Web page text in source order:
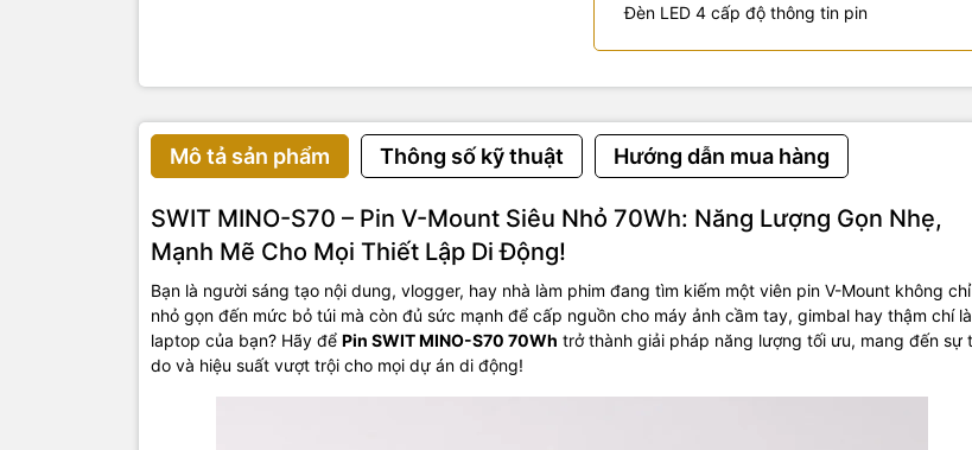
Đèn LED 4 cấp độ thông tin pin
Mô tả sản phẩm Thông số kỹ thuật Hướng dẫn mua hàng
SWIT MINO-S70 – Pin V-Mount Siêu Nhỏ 70Wh: Năng Lượng Gọn Nhẹ,
Mạnh Mẽ Cho Mọi Thiết Lập Di Động!
Bạn là người sáng tạo nội dung, vlogger, hay nhà làm phim đang tìm kiếm một viên pin V-Mount không chỉ
nhỏ gọn đến mức bỏ túi mà còn đủ sức mạnh để cấp nguồn cho máy ảnh cầm tay, gimbal hay thậm chí là
laptop của bạn? Hãy để Pin SWIT MINO-S70 70Wh trở thành giải pháp năng lượng tối ưu, mang đến sự
do và hiệu suất vượt trội cho mọi dự án di động!